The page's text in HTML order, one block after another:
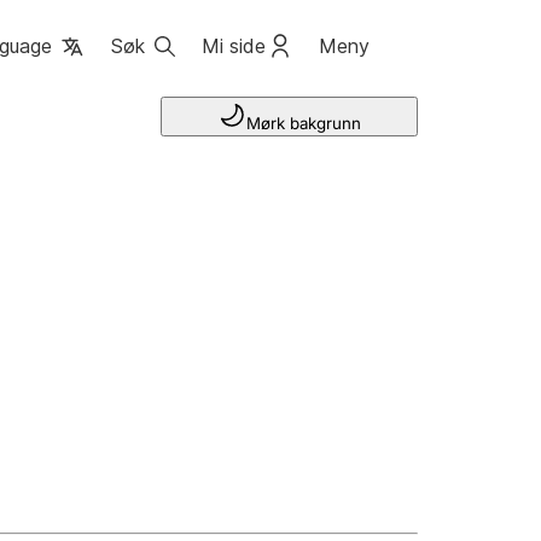
Søk Mi side Meny
Mørk bakgrunn